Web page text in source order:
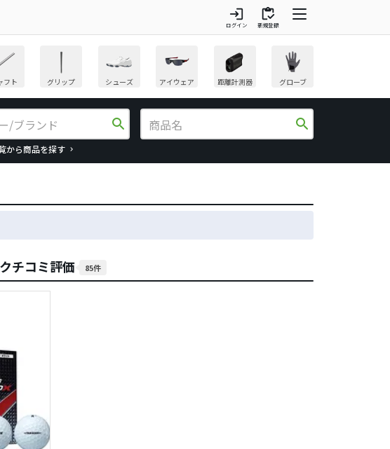
login
ログイン
inventory
新規登録
フト グリップ シューズ アイウェア 距離計測器 グローブ
search
から商品を探す
search
チコミ評価 85件